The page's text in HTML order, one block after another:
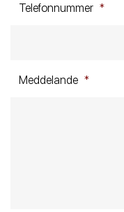
Telefonnummer *
Meddelande *